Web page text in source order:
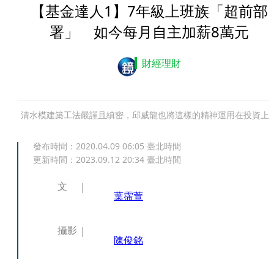
【基金達人1】7年級上班族「超前部
署」 如今每月自主加薪8萬元
財經理財
清水模建築工法嚴謹且縝密，邱威龍也將這樣的精神運用在投資上
發布時間： 2020.04.09 06:05 臺北時間
更新時間： 2023.09.12 20:34 臺北時間
文
葉霈萱
攝影
陳俊銘